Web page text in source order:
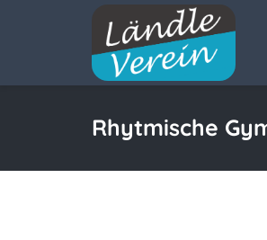
Rhytmische